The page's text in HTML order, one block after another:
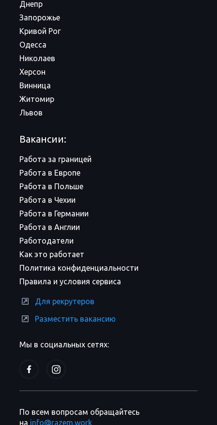
Мы в социальных сетях:
Днепр
Запорожье
Кривой Рог
Одесса
Николаев
Херсон
Винница
Житомир
Львов
Вакансии:
Работа за границей
Работа в Европе
Работа в Польше
Работа в Чехии
Работа в Германии
Работа в Англии
Работодатели
Как это работает
Политика конфиденциальности
Правила и условия сервиса
Для рекрутеров
Разместить вакансию
По всем вопросам обращайтесь
на info@razem.work